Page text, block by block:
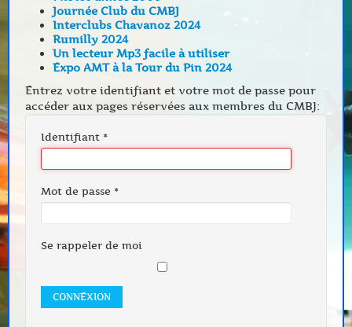
Journée Club du CMBJ
Interclubs Chavanoz 2024
Rumilly 2024
Un lecteur Mp3 facile à utiliser
Expo AMT à la Tour du Pin 2024
Entrez votre identifiant et votre mot de passe pour
accéder aux pages réservées aux membres du CMBJ:
Identifiant *
Mot de passe *
Se rappeler de moi
CONNEXION